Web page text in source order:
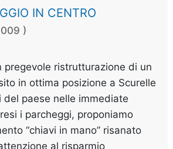
IN CENTRO
)
pregevole ristrutturazione di un
in ottima posizione a Scurelle
del paese nelle immediate
i parcheggi, proponiamo
“chiavi in mano” risanato
al risparmio